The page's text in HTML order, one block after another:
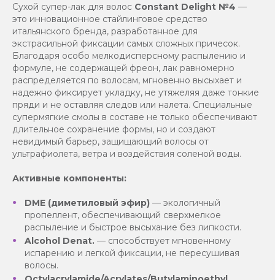
Сухой супер-лак для волос Constant Delight №4 —
это инновационное стайлинговое средство
итальянского бренда, разработанное для
экстрасильной фиксации самых сложных причесок.
Благодаря особо мелкодисперсному распылению и
формуле, не содержащей фреон, лак равномерно
распределяется по волосам, мгновенно высыхает и
надежно фиксирует укладку, не утяжеляя даже тонкие
пряди и не оставляя следов или налета. Специальные
супермягкие смолы в составе не только обеспечивают
длительное сохранение формы, но и создают
невидимый барьер, защищающий волосы от
ультрафиолета, ветра и воздействия соленой воды.
Активные компоненты:
DME (диметиловый эфир) — экологичный
пропеллент, обеспечивающий сверхмелкое
распыление и быстрое высыхание без липкости.
Alcohol Denat. — способствует мгновенному
испарению и легкой фиксации, не пересушивая
волосы.